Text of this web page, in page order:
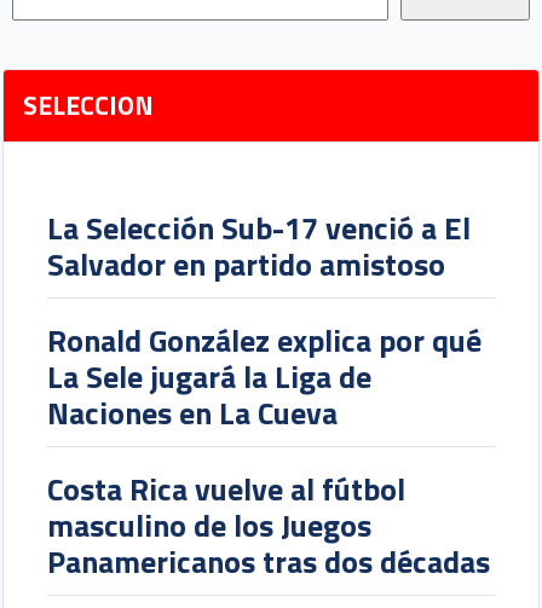
SELECCION
La Selección Sub-17 venció a El
Salvador en partido amistoso
Ronald González explica por qué
La Sele jugará la Liga de
Naciones en La Cueva
Costa Rica vuelve al fútbol
masculino de los Juegos
Panamericanos tras dos décadas